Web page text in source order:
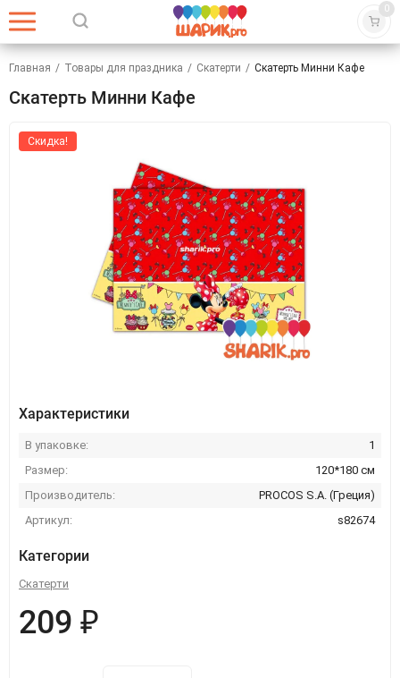
0
Главная / Товары для праздника / Скатерти / Скатерть Минни Кафе
Скатерть Минни Кафе
Скидка!
Характеристики
В упаковке:
1
Размер:
120*180 см
Производитель:
PROCOS S.A. (Греция)
Артикул:
s82674
Категории
Скатерти
209 ₽